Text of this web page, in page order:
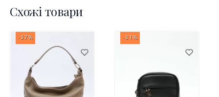
Схожі товари
-37% -31%